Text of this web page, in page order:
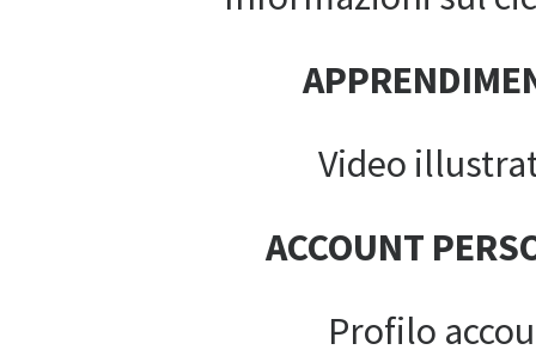
Video
ACCOUNT
Profilo